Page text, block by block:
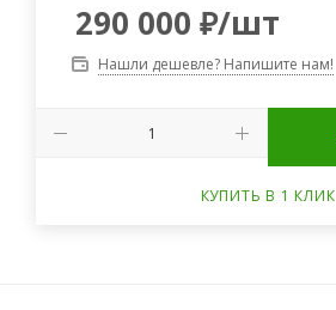
290 000 ₽/шт
Нашли дешевле? Напишите нам!
КУПИТЬ В 1 КЛИК